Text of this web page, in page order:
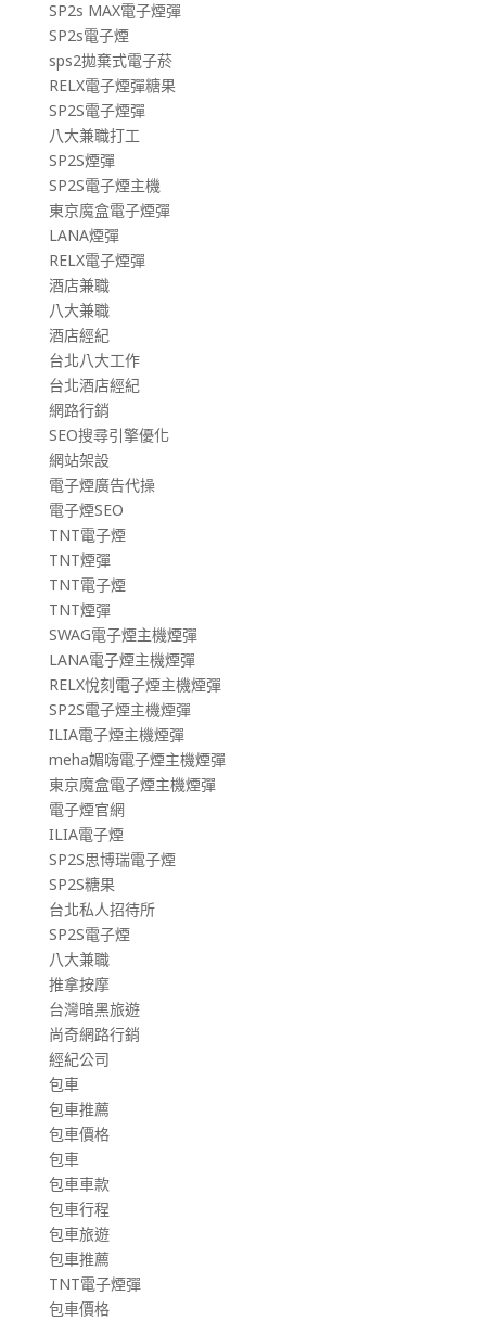
SP2s MAX電子煙彈
SP2s電子煙
sps2拋棄式電子菸
RELX電子煙彈糖果
SP2S電子煙彈
八大兼職打工
SP2S煙彈
SP2S電子煙主機
東京魔盒電子煙彈
LANA煙彈
RELX電子煙彈
酒店兼職
八大兼職
酒店經紀
台北八大工作
台北酒店經紀
網路行銷
SEO搜尋引擎優化
網站架設
電子煙廣告代操
電子煙SEO
TNT電子煙
TNT煙彈
TNT電子煙
TNT煙彈
SWAG電子煙主機煙彈
LANA電子煙主機煙彈
RELX悅刻電子煙主機煙彈
SP2S電子煙主機煙彈
ILIA電子煙主機煙彈
meha媚嗨電子煙主機煙彈
東京魔盒電子煙主機煙彈
電子煙官網
ILIA電子煙
SP2S思博瑞電子煙
SP2S糖果
台北私人招待所
SP2S電子煙
八大兼職
推拿按摩
台灣暗黑旅遊
尚奇網路行銷
經紀公司
包車
包車推薦
包車價格
包車
包車車款
包車行程
包車旅遊
包車推薦
TNT電子煙彈
包車價格